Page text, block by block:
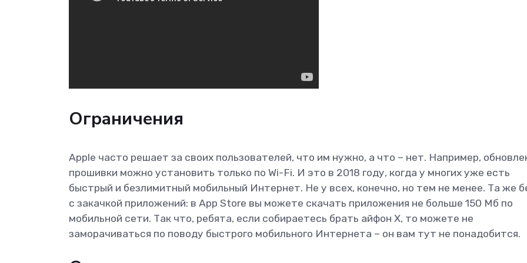
Ограничения
Apple часто решает за своих пользователей, что им нужно, а что – нет. Например,
прошивки можно установить только по Wi-Fi. И это в 2018 году, когда у многих уже есть
быстрый и безлимитный мобильный Интернет. Не у всех, конечно, но тем не менее. Та же
с закачкой приложений: в App Store вы можете скачать приложения не больше 150 Мб по
мобильной сети. Так что, ребята, если собираетесь брать айфон Х, то можете не
заморачиваться по поводу быстрого мобильного Интернета – он вам тут не понадобится.